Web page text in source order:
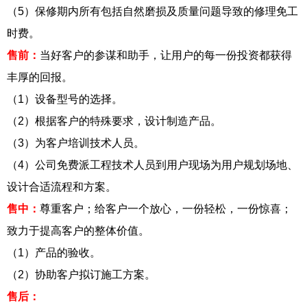
（5）保修期内所有包括自然磨损及质量问题导致的修理免工
时费。
售前： 当好客户的参谋和助手，让用户的每一份投资都获得
丰厚的回报。
（1）设备型号的选择。
（2）根据客户的特殊要求，设计制造产品。
（3）为客户培训技术人员。
（4）公司免费派工程技术人员到用户现场为用户规划场地、
设计合适流程和方案。
售中： 尊重客户；给客户一个放心，一份轻松，一份惊喜；
致力于提高客户的整体价值。
（1）产品的验收。
（2）协助客户拟订施工方案。
售后：